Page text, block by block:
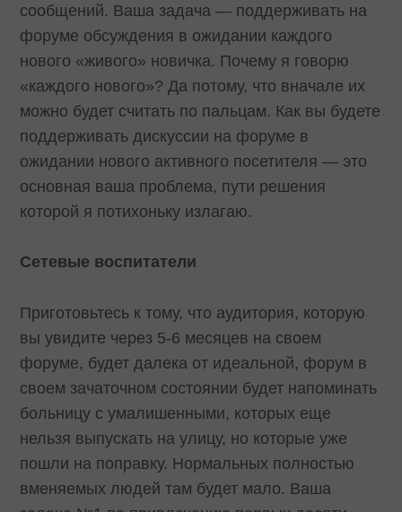
сообщений. Ваша задача — поддерживать на
форуме обсуждения в ожидании каждого
нового «живого» новичка. Почему я говорю
«каждого нового»? Да потому, что вначале их
можно будет считать по пальцам. Как вы будете
поддерживать дискуссии на форуме в
ожидании нового активного посетителя — это
основная ваша проблема, пути решения
которой я потихоньку излагаю.
Сетевые воспитатели
Приготовьтесь к тому, что аудитория, которую
вы увидите через 5-6 месяцев на своем
форуме, будет далека от идеальной, форум в
своем зачаточном состоянии будет напоминать
больницу с умалишенными, которых еще
нельзя выпускать на улицу, но которые уже
пошли на поправку. Нормальных полностью
вменяемых людей там будет мало. Ваша